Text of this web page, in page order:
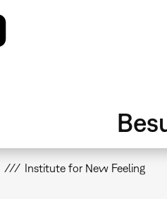
Institute for New Feeling